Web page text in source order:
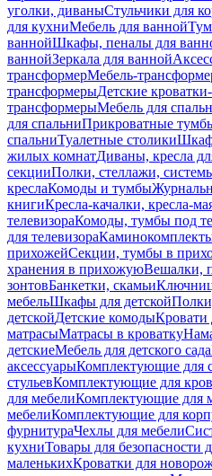
уголки, диваныСтульчики для
для кухниМебель для ванной
ваннойШкафы, пеналы для
ваннойЗеркала для ванной
трансформерМебель-
трансформерыДетские
трансформерыМебель для
для спальниПрикроватные
спальниТуалетные столики
жилых комнатДиваны, кресла
секцииПолки, стеллажи,
креслаКомоды и тумбы
книгиКресла-качалки, кресла-
телевизораКомоды, тумбы под
для телевизора
прихожейСекции, тумбы в
хранения в прихожуюВешалки,
зонтовБанкетки, скамьи
мебельШкафы для детской
детскойДетские комодыКровати
матрасыМатрасы в кроватку
детскиеМебель для детского сада
аксессуарыКомплектующие для
стульевКомплектующие для
для мебелиКомплектующие для
мебелиКомплектующие для
фурнитураЧехлы для мебели
кухниТовары для безопасности
маленькихКроватки для